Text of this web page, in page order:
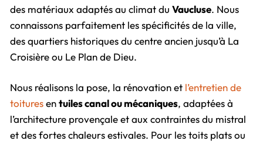
des matériaux adaptés au climat du Vaucluse. Nous
connaissons parfaitement les spécificités de la ville,
des quartiers historiques du centre ancien jusqu’à La
Croisière ou Le Plan de Dieu.
Nous réalisons la pose, la rénovation et l’entretien de
toituresentuiles canal ou mécaniques, adaptées à
l’architecture provençale et aux contraintes du mistral
et des fortes chaleurs estivales. Pour les toits plats ou